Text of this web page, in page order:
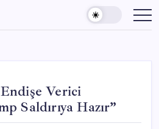
Verici
Saldırıya Hazır”